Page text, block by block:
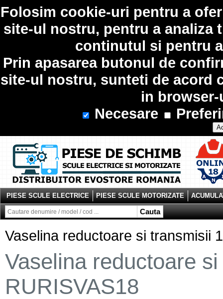
Folosim cookie-uri pentru a
site-ul nostru, pentru a analiza
continutul si pentru
Prin apasarea butonul de
site-ul nostru, sunteti de acord
in
Necesare
Cauta
PIESE SCULE ELECTRICE PIESE SCULE MOTORIZATE
Vaselina reductoare si transmisii
Vaselina reductoare
RURISVAS18